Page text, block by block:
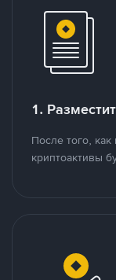
1.
После того,
криптоактивы